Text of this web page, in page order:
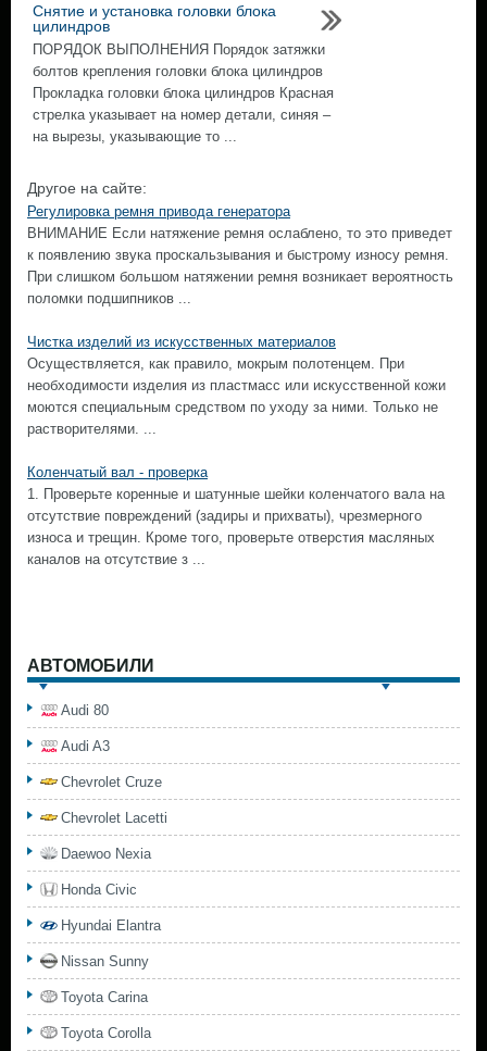
Снятие и установка головки блока
цилиндров
ПОРЯДОК ВЫПОЛНЕНИЯ Порядок затяжки
болтов крепления головки блока цилиндров
Прокладка головки блока цилиндров Красная
стрелка указывает на номер детали, синяя –
на вырезы, указывающие то ...
Другое на сайте:
Регулировка ремня привода генератора
ВНИМАНИЕ Если натяжение ремня ослаблено, то это приведет
к появлению звука проскальзывания и быстрому износу ремня.
При слишком большом натяжении ремня возникает вероятность
поломки подшипников ...
Чистка изделий из искусственных материалов
Осуществляется, как правило, мокрым полотенцем. При
необходимости изделия из пластмасс или искусственной кожи
моются специальным средством по уходу за ними. Только не
растворителями. ...
Коленчатый вал - проверка
1. Проверьте коренные и шатунные шейки коленчатого вала на
отсутствие повреждений (задиры и прихваты), чрезмерного
износа и трещин. Кроме того, проверьте отверстия масляных
каналов на отсутствие з ...
АВТОМОБИЛИ
Audi 80
Audi A3
Chevrolet Cruze
Chevrolet Lacetti
Daewoo Nexia
Honda Civic
Hyundai Elantra
Nissan Sunny
Toyota Carina
Toyota Corolla